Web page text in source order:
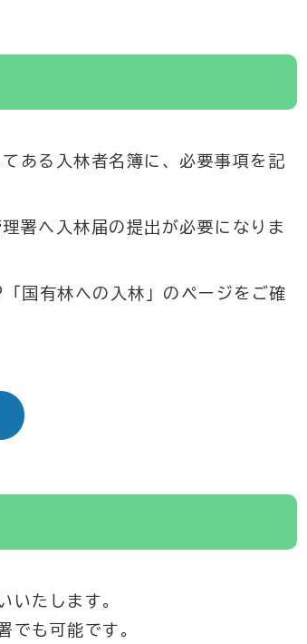
ある入林者名簿に、必要事項を記
署へ入林届の提出が必要になりま
国有林への入林」のページをご確
いたします。
でも可能です。